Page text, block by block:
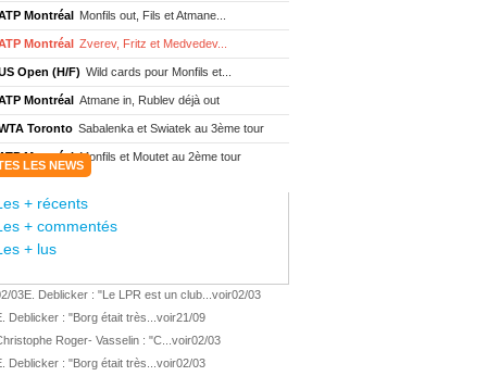
Montréal Monfils out, Fils et Atmane...
Montréal Zverev, Fritz et Medvedev...
Open (H/F) Wild cards pour Monfils et...
Montréal Atmane in, Rublev déjà out
Toronto Sabalenka et Swiatek au 3ème tour
Montréal Monfils et Moutet au 2ème tour
Wash. Eala renverse Pegula en finale
ATP Wash.
Wash. Une finale Fritz/ Jodar
Los Cabos Géa remporte le titre !
LES NEWS
+ récents
+ commentés
+ lus
03E. Deblicker : "Le LPR est un club... voir02/03
Deblicker : "Borg était très... voir21/09
Roger- Vasselin : "C... voir02/03
Deblicker : "Borg était très... voir02/03